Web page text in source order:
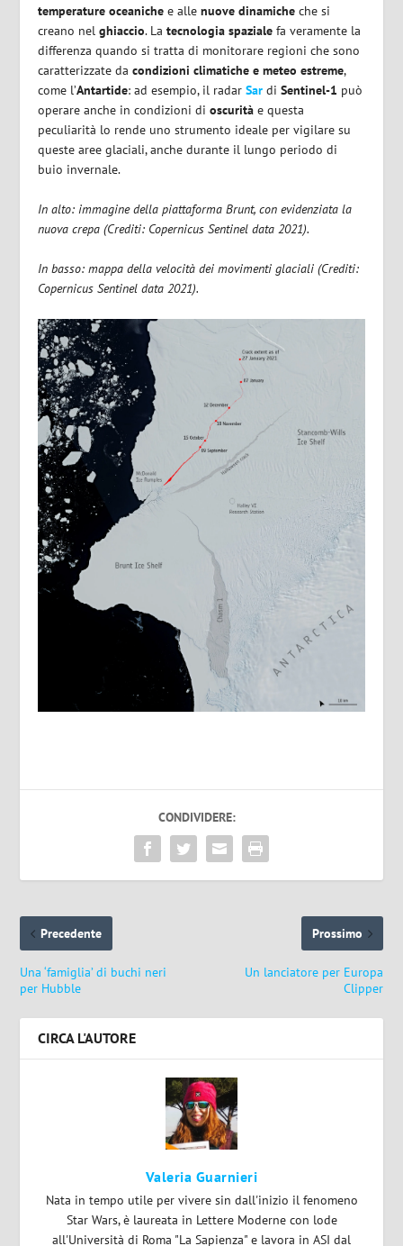
temperature oceaniche e allenuove dinamiche che si
creano nelghiaccio. Latecnologia spaziale fa veramente la
differenza quando si tratta di monitorare regioni che sono
caratterizzate dacondizioni climatiche e meteo estreme,
come l’Antartide: ad esempio, il radarSar diSentinel-1 può
operare anche in condizioni dioscurità e questa
peculiarità lo rende uno strumento ideale per vigilare su
queste aree glaciali, anche durante il lungo periodo di
buio invernale.
In alto: immagine della piattaforma Brunt, con evidenziata la
nuova crepa (Crediti: Copernicus Sentinel data 2021).
In basso: mappa della velocità dei movimenti glaciali (Crediti:
Copernicus Sentinel data 2021).
CONDIVIDERE:
Precedente
Una ‘famiglia’ di buchi neri
per Hubble
Prossimo
Un lanciatore per Europa
Clipper
CIRCA L'AUTORE
Valeria Guarnieri
Nata in tempo utile per vivere sin dall'inizio il fenomeno
Star Wars, è laureata in Lettere Moderne con lode
all'Università di Roma "La Sapienza" e lavora in ASI dal